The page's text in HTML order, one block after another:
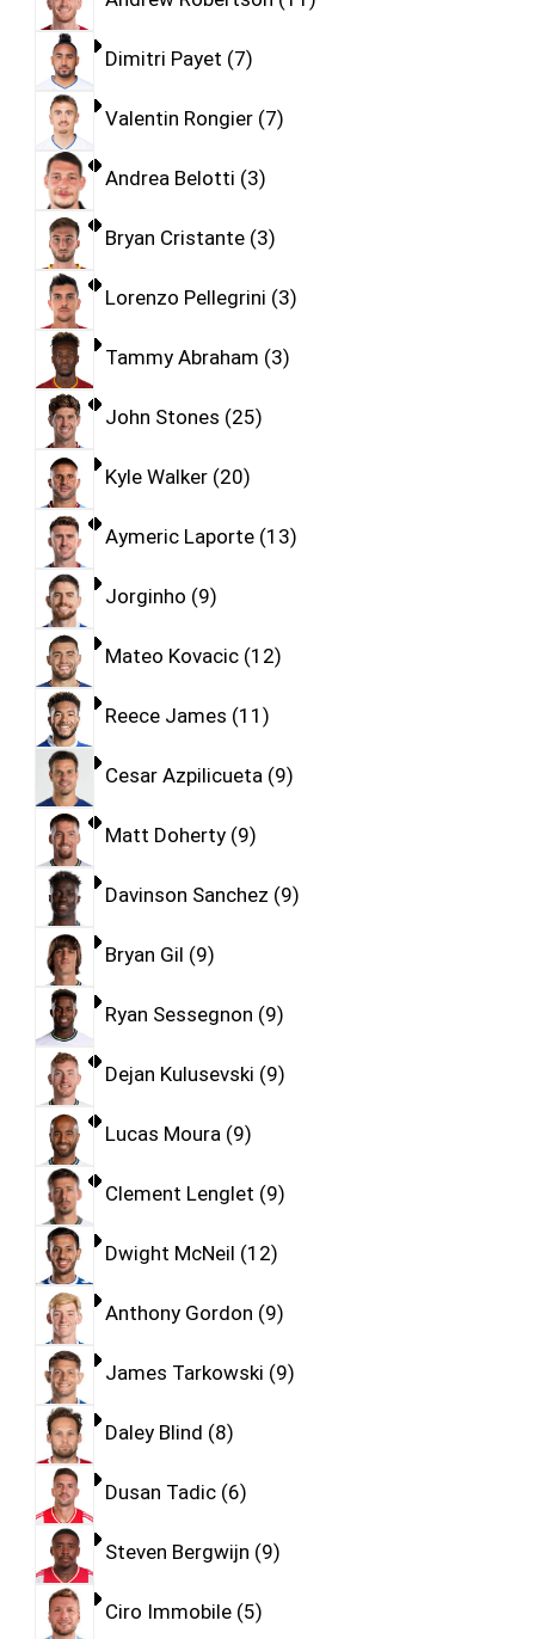
Dimitri Payet 7
Valentin Rongier 7
Andrea Belotti 3
Bryan Cristante 3
Lorenzo Pellegrini 3
Tammy Abraham 3
John Stones 25
Kyle Walker 20
Aymeric Laporte 13
Jorginho 9
Mateo Kovacic 12
Reece James 11
Cesar Azpilicueta 9
Matt Doherty 9
Davinson Sanchez 9
Bryan Gil 9
Ryan Sessegnon 9
Dejan Kulusevski 9
Lucas Moura 9
Clement Lenglet 9
Dwight McNeil 12
Anthony Gordon 9
James Tarkowski 9
Daley Blind 8
Dusan Tadic 6
Steven Bergwijn 9
Ciro Immobile 5